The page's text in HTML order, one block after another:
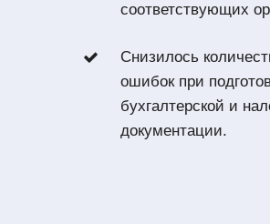
соответствующих
Снизилось
ошибок при
бухгалтерской и
документации.